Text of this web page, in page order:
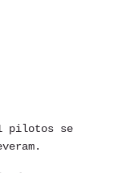
pilotos se